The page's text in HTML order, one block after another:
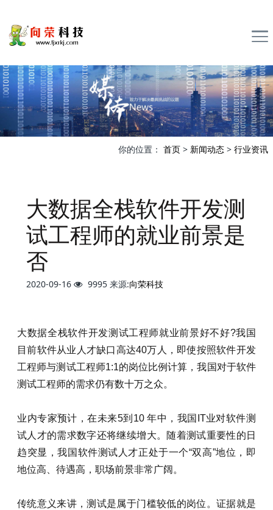
你的位置： 首页 > 新闻动态 > 行业资讯
大数据全栈软件开发测
试工程师的就业前景是
否
2020-09-16 9995 来源:向荣科技
大数据全栈软件开发测试工程师就业前景好不好?我国
目前软件从业人才缺口高达40万人，即使按照软件开发
工程师与测试工程师1:1的岗位比例计算，我国对于软件
测试工程师的需求仍有数十万之众。
业内专家预计，在未来5到10 年中，我国IT业对软件测
试人才的需求数字还将继续增大。随着测试重要性的日
趋突显，我国软件测试人才正处于一个“双高”地位，即
地位高、待遇高，职场前景非常广阔。
传统意义来讲，测试是属于门槛较低的岗位。证据就是